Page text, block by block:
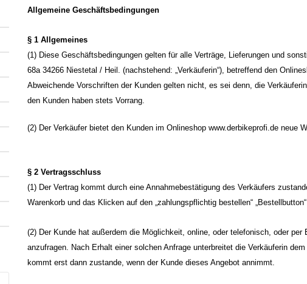
Allgemeine Geschäftsbedingungen
§ 1 Allgemeines
(1) Diese Geschäftsbedingungen gelten für alle Verträge, Lieferungen und
68a 34266 Niestetal / Heil. (nachstehend: „Verkäuferin“), betreffend den
Abweichende Vorschriften der Kunden gelten nicht, es sei denn, die
den Kunden haben stets Vorrang.
(2) Der Verkäufer bietet den Kunden im Onlineshop www.derbikeprofi.de neue
§ 2 Vertragsschluss
(1) Der Vertrag kommt durch eine Annahmebestätigung des Verkäufers
Warenkorb und das Klicken auf den „zahlungspflichtig bestellen“
(2) Der Kunde hat außerdem die Möglichkeit, online, oder telefonisch, oder
anzufragen. Nach Erhalt einer solchen Anfrage unterbreitet die Verkäuferin
kommt erst dann zustande, wenn der Kunde dieses Angebot annimmt.